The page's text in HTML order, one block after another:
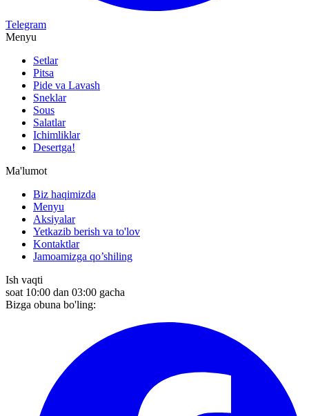
Telegram
Menyu
Setlar
Pitsa
Pide va Lavash
Sneklar
Sous
Salatlar
Ichimliklar
Desertga!
Ma'lumot
Biz haqimizda
Menyu
Aksiyalar
Yetkazib berish va to'lov
Kontaktlar
Jamoamizga qo’shiling
Ish vaqti
soat 10:00 dan 03:00 gacha
Bizga obuna bo'ling: